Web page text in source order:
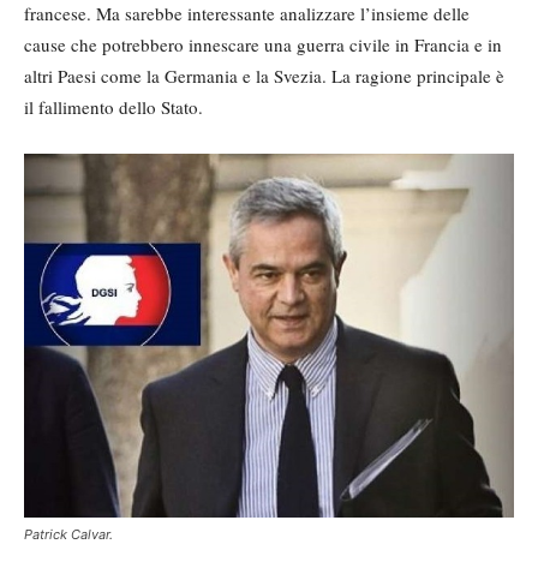
francese. Ma sarebbe interessante analizzare l’insieme delle
cause che potrebbero innescare una guerra civile in Francia e in
altri Paesi come la Germania e la Svezia. La ragione principale è
il fallimento dello Stato.
Patrick Calvar.